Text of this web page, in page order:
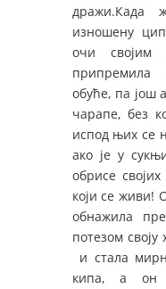
дражи.Када
изношену
очи
обуће, па још
чарапе, без
испод њих се
ако је у
обрисе
који се живи!
обнажила
потезом
и стала
кипа, а он